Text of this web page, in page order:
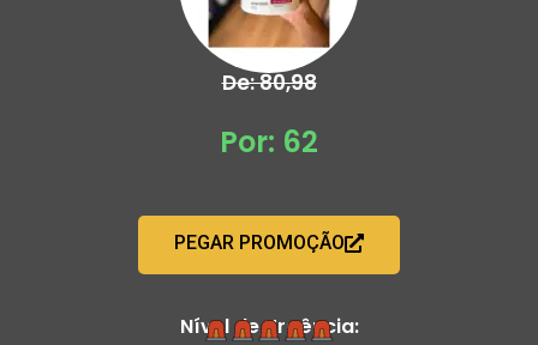
De: 80,98
Por: 62
PEGAR PROMOÇÃO
Nível de Urgência: